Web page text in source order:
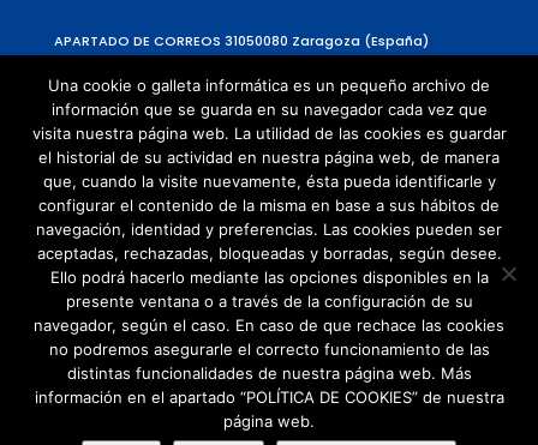
APARTADO DE CORREOS 31050080 Zaragoza (España)
Política de Privacidad
Política de cookies
© Copyright 2021 | Todos los Derechos
Una cookie o galleta informática es un pequeño archivo de
información que se guarda en su navegador cada vez que
visita nuestra página web. La utilidad de las cookies es guardar
el historial de su actividad en nuestra página web, de manera
que, cuando la visite nuevamente, ésta pueda identificarle y
configurar el contenido de la misma en base a sus hábitos de
navegación, identidad y preferencias. Las cookies pueden ser
aceptadas, rechazadas, bloqueadas y borradas, según desee.
Ello podrá hacerlo mediante las opciones disponibles en la
presente ventana o a través de la configuración de su
navegador, según el caso. En caso de que rechace las cookies
no podremos asegurarle el correcto funcionamiento de las
distintas funcionalidades de nuestra página web. Más
información en el apartado “POLÍTICA DE COOKIES” de nuestra
página web.